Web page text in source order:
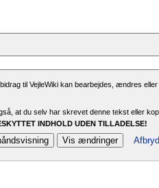
til VejleWiki kan bearbejdes, ændres
at du selv har skrevet denne tekst eller
INDHOLD UDEN TILLADELSE!
Afbryd